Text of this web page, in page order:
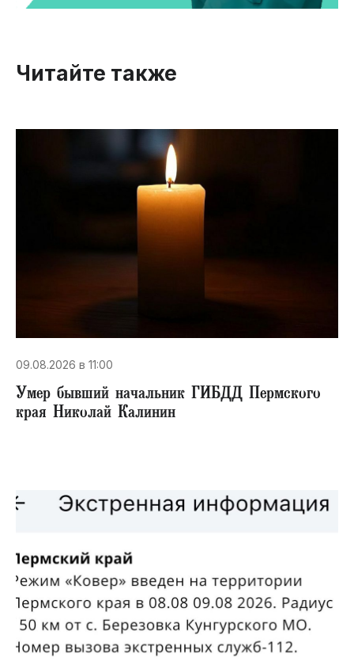
Читайте также
09.08.2026 в 11:00
Умер бывший начальник ГИБДД Пермского
края Николай Калинин